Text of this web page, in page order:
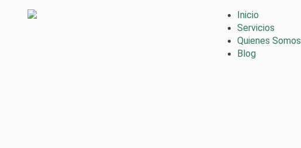
Inicio
Servicios
Quienes Somos
Blog